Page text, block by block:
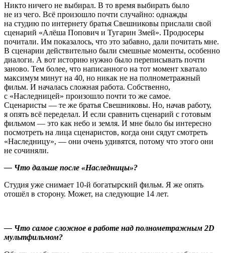
Никто ничего не выбирал. В то время выбирать было
не из чего. Всё произошло почти случайно: однажды
на студию по интернету братья Свешниковы прислали свой
сценарий «Алёша Попович и Тугарин Змей». Продюсеры
почитали. Им показалось, что это забавно, дали почитать мне.
В сценарии действительно были смешные моменты, особенно
диалоги. А вот историю нужно было переписывать почти
заново. Тем более, что написанного на тот момент хватало
максимум минут на 40, но никак не на полнометражный
фильм. И началась сложная работа. Собственно,
с «Наследницей» произошло почти то же самое.
Сценаристы — те же братья Свешниковы. Но, начав работу,
я опять всё переделал. И если сравнить сценарий с готовым
фильмом — это как небо и земля. И мне было бы интересно
посмотреть на лица сценаристов, когда они сядут смотреть
«Наследницу», — они очень удивятся, потому что этого они
не сочиняли.
— Что дальше после «Наследницы»?
Студия уже снимает 10-й богатырский фильм. Я же опять
отошёл в сторону. Может, на следующие 14 лет.
— Что самое сложное в работе над полнометражным 2D
мультфильмом?